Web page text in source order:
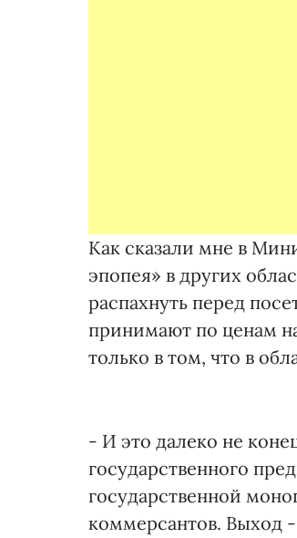
Как сказали мне в
эпопея» в других
распахнуть перед
принимают по ценам
только в том, что в
- И это далеко не
государственного
государственной
коммерсантов. Выход